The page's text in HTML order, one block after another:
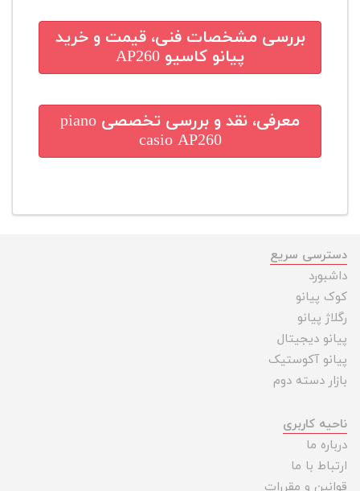
بررسی مشخصات فنی، قیمت و خرید
پیانو کاسیو AP260
معرفی، نقد و بررسی تخصصی piano
casio AP260
دسترسی سریع
داشبورد
کوک پیانو
رگلاژ پیانو
پیانو دیجیتال
پیانو آکوستیک
بازار دسته دوم
ناحیه کاربری
درباره ما
ارتباط با ما
قوانین و مقررات